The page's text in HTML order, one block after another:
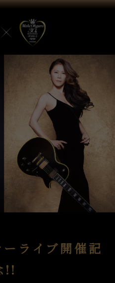
ライブ開催記
!!